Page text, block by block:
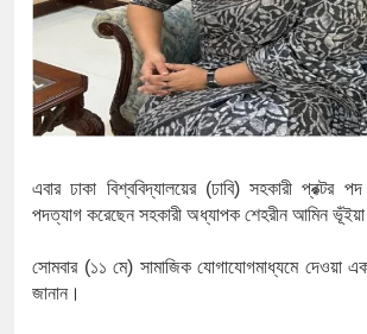
‘গুলশানের
যৌনকর্মীর
সারজিস-
‘স্কুটি
এর ফ্রিডম
এবার ঢাকা বিশ্ববিদ্যালয়ের (ঢাবি) সহকারী প্রক্টর পদ
পদত্যাগ করেছেন সহকারী অধ্যাপক শেহরীন আমিন ভূঁইয়া
সোমবার(১১ মে) সামাজিক যোগাযোগমাধ্যমে দেওয়া
জানান।